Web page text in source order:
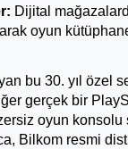
Dijital
oyun
bu 30. yıl özel
gerçek bir
oyun
Bilkom resmi